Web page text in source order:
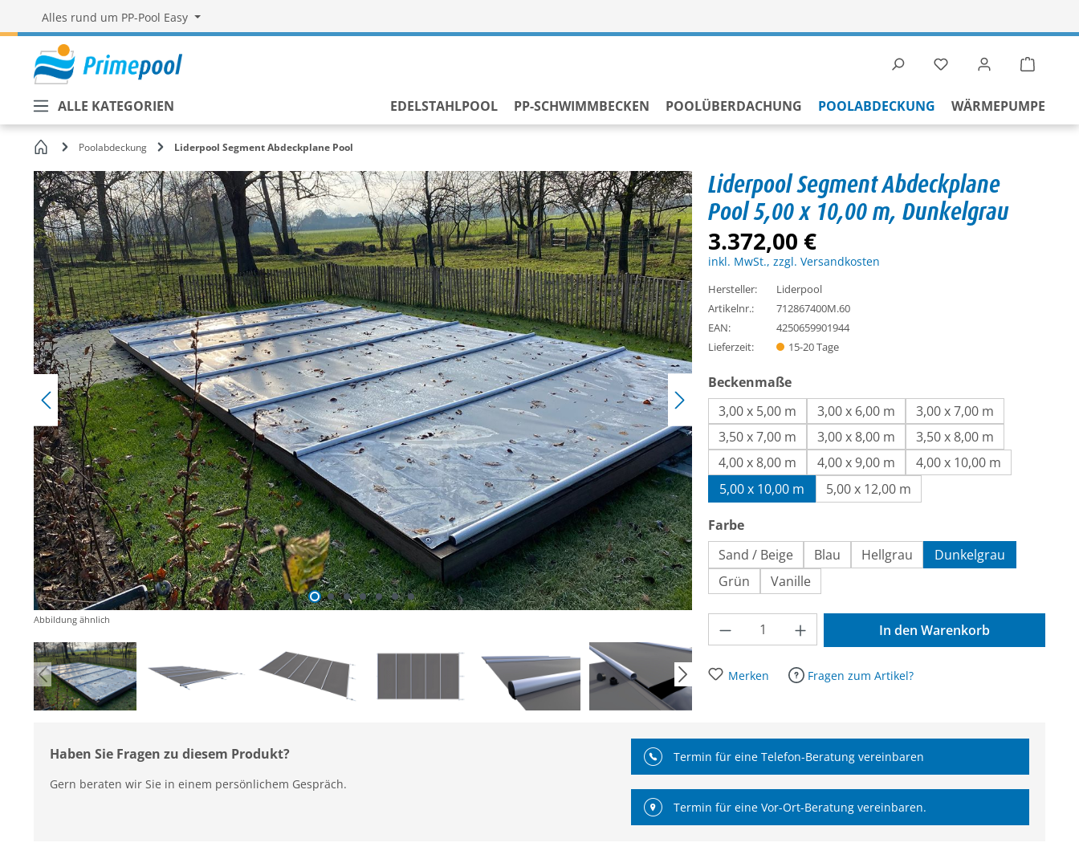
Alles rund um PP-Pool Easy
Du hast 0 Produkte auf
ALLE KATEGORIEN EDELSTAHLPOOL PP-SCHWIMMBECKEN POOLÜBERDACHUNG POOLABDECKUNG WÄRMEPUMPE
Startseite Poolabdeckung Liderpool Segment Abdeckplane Pool
Bildergalerie überspringen
Abbildung ähnlich
Liderpool Segment Abdeckplane
Pool 5,00 x 10,00 m, Dunkelgrau
3.372,00 €
inkl. MwSt., zzgl. Versandkosten
Hersteller:
Liderpool
Artikelnr.:
712867400M.60
EAN:
4250659901944
Lieferzeit:
15-20 Tage
Beckenmaßeauswählen
3,00 x 5,00 m
3,00 x 6,00 m
3,00 x 7,00 m
3,50 x 7,00 m
3,00 x 8,00 m
3,50 x 8,00 m
4,00 x 8,00 m
4,00 x 9,00 m
4,00 x 10,00 m
5,00 x 10,00 m
5,00 x 12,00 m
Farbeauswählen
Sand / Beige
Blau Hellgrau
Dunkelgrau
Grün
Vanille
Produkt Anzahl: Gib den gewünschten Wert ein oder benutze die
In den Warenkorb
Merken Fragen zum Artikel?
Haben Sie Fragen zu diesem Produkt?
Gern beraten wir Sie in einem persönlichem Gespräch.
Termin für eine Telefon-Beratung vereinbaren
Termin für eine Vor-Ort-Beratung vereinbaren.